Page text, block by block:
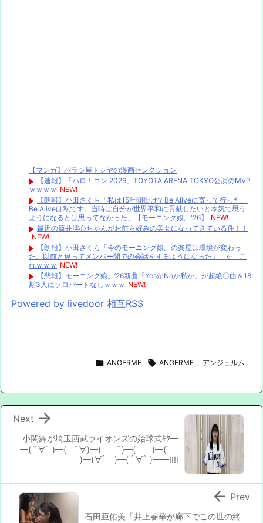
【マンガ】バラシ屋トシヤの漫画セレクション
【速報】「ハロ！コン 2026」TOYOTA ARENA TOKYO公演のMVP
ｗｗｗｗ NEW!
【朗報】小田さくら「私は15年間掛けてBe Aliveに寄って行った、
Be Aliveは私です。当時は自分が世界平和に貢献したいと本気で思う
ようになるとは思ってなかった」【モーニング娘。'26】
NEW!
最近の筒井澪心ちゃんがお前ら好みの美女になってきている件！！
NEW!
【朗報】小田さくら「今のモーニング娘。の楽屋は環境が変わっ
た、以前と違ってメンバー間での会話をするようになった」 ← こ
れｗｗｗ NEW!
【悲報】モーニング娘。’26新曲「YesかNoか私か」が超絶〇曲＆18
期3人にソロパートなしｗｗｗ NEW!
Powered by livedoor 相互RSS
 ANGERME  ANGERME , アンジュルム
小関舞が埼玉西武ライオンズの始球式ｷﾀ━
━( ﾟ∀ﾟ )━( ﾟ∀)━( ﾟ)━( )━(ﾟ
)━(∀ﾟ )━( ﾟ∀ﾟ )━━!!!!

Next
石田亜佑美「井上春華が廊下でこの世の終
 Prev